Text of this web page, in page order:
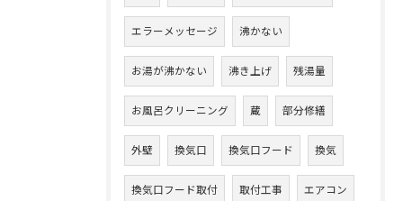
エラーメッセージ 沸かない
お湯が沸かない 沸き上げ 残湯量
お風呂クリーニング 蔵 部分修繕
外壁 換気口 換気口フード 換気
換気口フード取付 取付工事 エアコン